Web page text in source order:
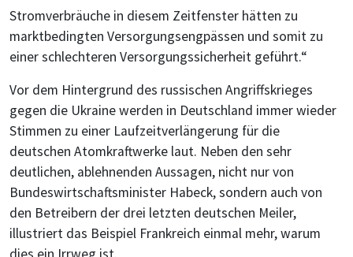
Stromverbräuche in diesem Zeitfenster hätten zu
marktbedingten Versorgungsengpässen und somit zu
einer schlechteren Versorgungssicherheit geführt.“
Vor dem Hintergrund des russischen Angriffskrieges
gegen die Ukraine werden in Deutschland immer wieder
Stimmen zu einer Laufzeitverlängerung für die
deutschen Atomkraftwerke laut. Neben den sehr
deutlichen, ablehnenden Aussagen, nicht nur von
Bundeswirtschaftsminister Habeck, sondern auch von
den Betreibern der drei letzten deutschen Meiler,
illustriert das Beispiel Frankreich einmal mehr, warum